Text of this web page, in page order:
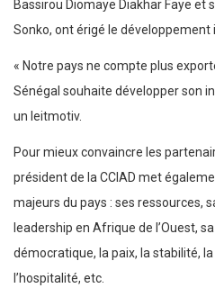
Bassirou Diomaye Diakhar Faye et
Sonko, ont érigé le
« Notre pays ne compte plus
Sénégal souhaite développer son
un leitmotiv.
Pour mieux convaincre les
président de la CCIAD met
majeurs du pays : ses ressources,
leadership en Afrique de l’Ouest,
démocratique, la paix, la stabilité,
l’hospitalité, etc.